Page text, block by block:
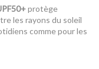
protège
les rayons du soleil
comme pour les